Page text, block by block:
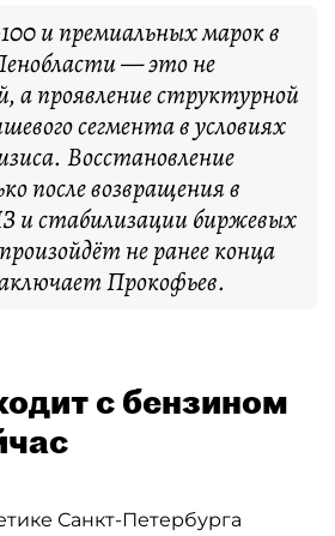
и премиальных марок в
— это не
а проявление структурной
сегмента в условиях
Восстановление
после возвращения в
и стабилизации биржевых
не ранее конца
Прокофьев.
с бензином
Санкт-Петербурга